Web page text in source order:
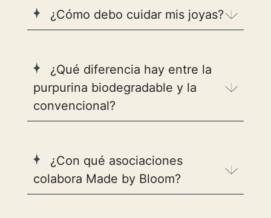
¿Cómo debo cuidar mis joyas?
¿Qué diferencia hay entre la
purpurina biodegradable y la
convencional?
¿Con qué asociaciones
colabora Made by Bloom?